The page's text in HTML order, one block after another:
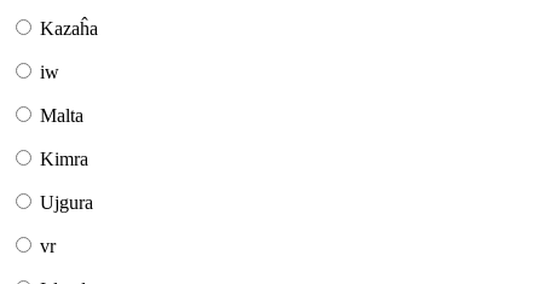
Kazaĥa
iw
Malta
Kimra
Ujgura
vr